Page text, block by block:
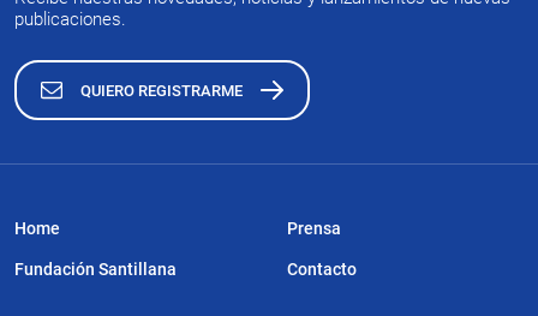
publicaciones.
QUIERO REGISTRARME
Home
Fundación Santillana
Prensa
Contacto